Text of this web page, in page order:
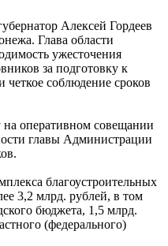
Алексей Гордеев
Глава области
ужесточения
за подготовку к
четкое соблюдение сроков
оперативном совещании
главы Администрации
благоустроительных
3,2 млрд. рублей, в том
бюджета, 1,5 млрд.
(федерального)